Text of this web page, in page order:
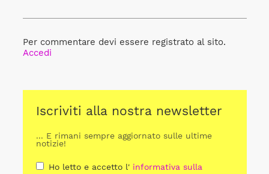
Per commentare devi essere registrato al sito.
Accedi
Iscriviti alla nostra newsletter
... E rimani sempre aggiornato sulle ultime
notizie!
Ho letto e accetto l' informativa sulla